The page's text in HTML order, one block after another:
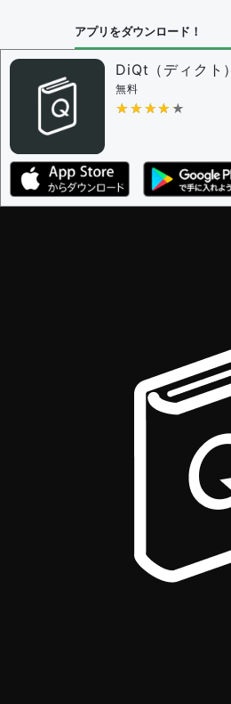
アプリをダウンロード！
DiQt（ディクト）
無料
★★★★★
★★★★★